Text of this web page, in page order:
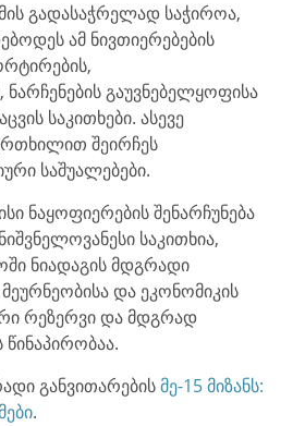
გადასაჭრელად საჭიროა,
ამ ნივთიერებების
ნარჩენების გაუვნებელყოფისა
საკითხები. ასევე
შეირჩეს
საშუალებები.
ნაყოფიერების შენარჩუნება
საკითხია,
ნიადაგის მდგრადი
და ეკონომიკის
რეზერვი და მდგრად
განვითარებისმე-15 მიზანს:
.